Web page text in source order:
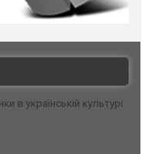
в українській культурі